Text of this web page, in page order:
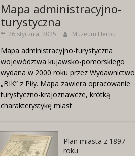
Mapa administracyjno-
turystyczna
26 stycznia, 2025 Muzeum Herbu
Mapa administracyjno-turystyczna
województwa kujawsko-pomorskiego
wydana w 2000 roku przez Wydawnictwo
„BIK” z Piły. Mapa zawiera opracowanie
turystyczno-krajoznawcze, krótką
charakterystykę miast
Plan miasta z 1897
roku